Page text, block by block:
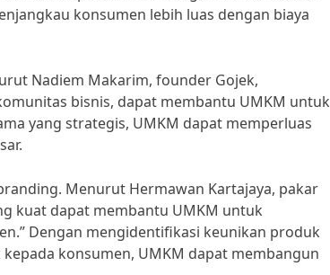
konsumen lebih luas dengan biaya
Nadiem Makarim, founder Gojek,
bisnis, dapat membantu UMKM untuk
yang strategis, UMKM dapat memperluas
Menurut Hermawan Kartajaya, pakar
kuat dapat membantu UMKM untuk
Dengan mengidentifikasi keunikan produk
konsumen, UMKM dapat membangun